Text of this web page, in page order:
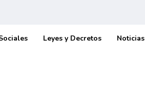
Leyes y Decretos Noticias